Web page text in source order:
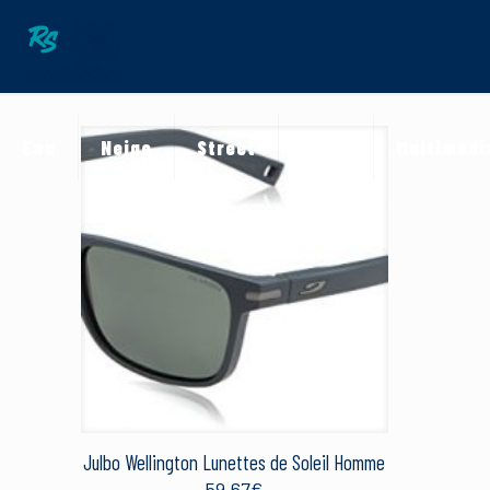
Neige Street
Julbo Wellington Lunettes de Soleil Homme